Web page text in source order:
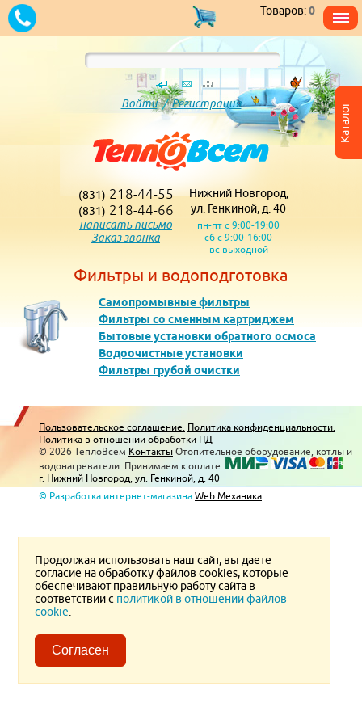
Каталог
Товаров:0
Войти/Регистрация
(831) 218-44-55
(831) 218-44-66
написать письмо
Заказ звонка
Нижний Новгород,
ул. Генкиной, д. 40
пн-пт с 9:00-19:00
сб с 9:00-16:00
вс выходной
Фильтры и водоподготовка
Самопромывные фильтры
Фильтры со сменным картриджем
Бытовые установки обратного осмоса
Водоочистные установки
Фильтры грубой очистки
Пользовательское соглашение. Политика конфиденциальности.
Политика в отношении обработки ПД
© 2026 ТеплоВсем Контакты Отопительное оборудование, котлы и
водонагреватели. Принимаем к оплате:
г. Нижний Новгород, ул. Генкиной, д. 40
© Разработка интернет-магазина Web Механика
Продолжая использовать наш сайт, вы даете
согласие на обработку файлов cookies, которые
обеспечивают правильную работу сайта в
соответствии с политикой в отношении файлов
cookie
Согласен